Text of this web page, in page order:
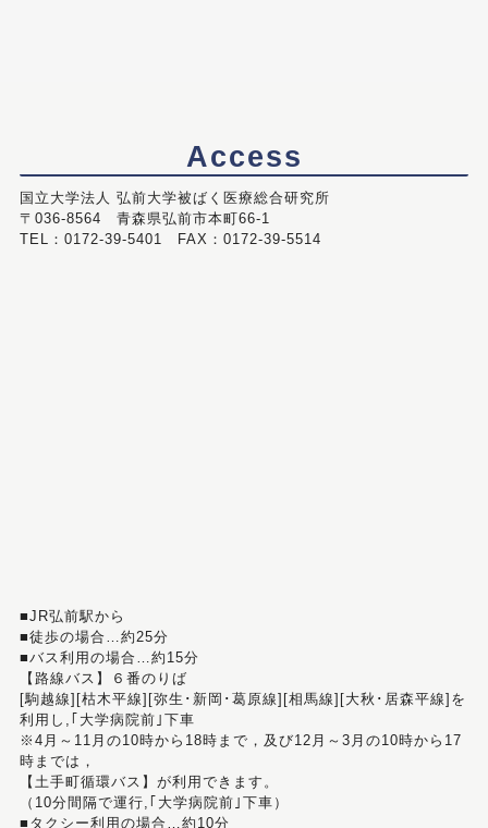
Access
国立大学法人 弘前大学被ばく医療総合研究所
〒036-8564 青森県弘前市本町66-1
TEL：0172-39-5401 FAX：0172-39-5514
■JR弘前駅から
■徒歩の場合…約25分
■バス利用の場合…約15分
【路線バス】６番のりば
[駒越線][枯木平線][弥生･新岡･葛原線][相馬線][大秋･居森平線]を
利用し,｢大学病院前｣下車
※4月～11月の10時から18時まで，及び12月～3月の10時から17
時までは，
【土手町循環バス】が利用できます。
（10分間隔で運行,｢大学病院前｣下車）
■タクシー利用の場合…約10分